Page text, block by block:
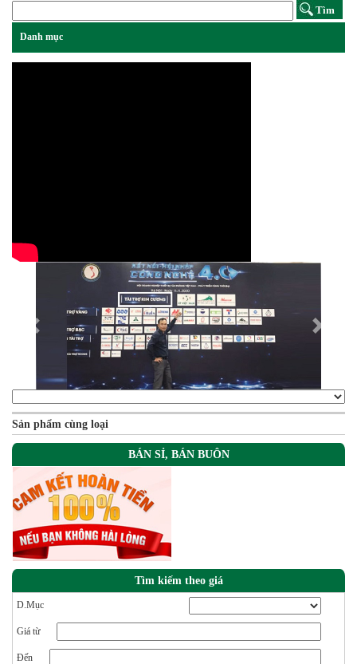
Previous Next
Sản phẩm cùng loại
BÁN SỈ, BÁN BUÔN
Tìm kiếm theo giá
D.Mục
Giá từ
Đến